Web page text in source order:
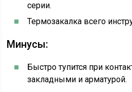
серии.
Термозакалка всего
Минусы:
Быстро тупится при
закладными и арматурой.